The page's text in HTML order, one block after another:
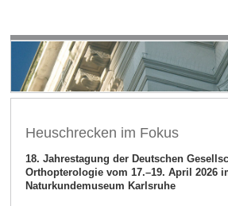
Heuschrecken im Fokus
18. Jahrestagung der Deutschen
Orthopterologie vom 17.–19. April 2026
Naturkundemuseum Karlsruhe